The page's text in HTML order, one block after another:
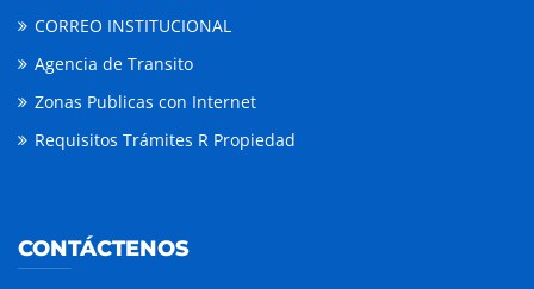
CORREO INSTITUCIONAL
Agencia de Transito
Zonas Publicas con Internet
Requisitos Trámites R Propiedad
CONTÁCTENOS